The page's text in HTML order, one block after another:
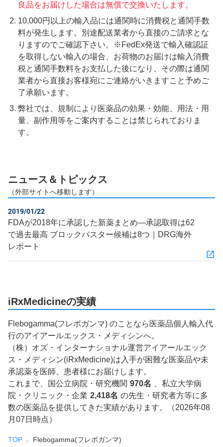
良品をお届けした場合は無償で交換いたします。
10,000円以上の輸入品には通関時に消費税と通関手数
料が発生します。別途配送業者から直接のご請求とな
りますのでご確認下さい。※FedEx発送で輸入確認証
を取得しない輸入の場合、お荷物のお届けは輸入消費
税と通関手数料をお支払した後になり、その際は通関
業者から直接お客様宛にご連絡がいきますこと予めご
了承願います。
弊社では、規制により医薬品の効果・効能、用法・用
量、副作用等をご案内することは禁じられておりま
す。
ニュース＆トピックス
（外部サイトへ移動します）
2019/01/22
FDAが2018年に承認した新薬まとめ―承認取得は62
で過去最高 ブロックバスター候補は8つ｜DRG海外
レポート
iRxMedicineの実績
Flebogamma(フレボガンマ) のことなら医薬品個人輸入代
行のアイアールエックス・メディシンへ。
（株）オズ・インターナショナル運営アイアールエック
ス・メディシン(iRxMedicine)は入手が困難な医薬品や未
承認薬を医師、患者様にお届けします。
これまで、国公立病院・研究機関 970名
、私立大学病
院・クリニック・企業 2,418名 の先生・研究者方等に多
数の医薬品を提供してきた実績があります。（2026年08
月07日時点）
TOP Flebogamma(フレボガンマ)